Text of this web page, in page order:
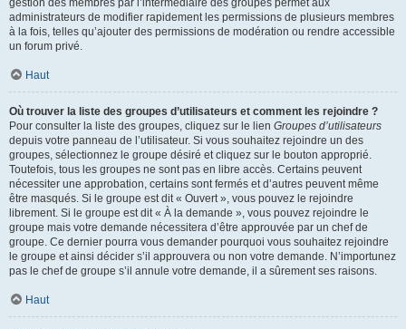
gestion des membres par l’intermédiaire des groupes permet aux
administrateurs de modifier rapidement les permissions de plusieurs membres
à la fois, telles qu’ajouter des permissions de modération ou rendre accessible
un forum privé.
Haut
Où trouver la liste des groupes d’utilisateurs et comment les rejoindre ?
Pour consulter la liste des groupes, cliquez sur le lien Groupes d’utilisateurs
depuis votre panneau de l’utilisateur. Si vous souhaitez rejoindre un des
groupes, sélectionnez le groupe désiré et cliquez sur le bouton approprié.
Toutefois, tous les groupes ne sont pas en libre accès. Certains peuvent
nécessiter une approbation, certains sont fermés et d’autres peuvent même
être masqués. Si le groupe est dit « Ouvert », vous pouvez le rejoindre
librement. Si le groupe est dit « À la demande », vous pouvez rejoindre le
groupe mais votre demande nécessitera d’être approuvée par un chef de
groupe. Ce dernier pourra vous demander pourquoi vous souhaitez rejoindre
le groupe et ainsi décider s’il approuvera ou non votre demande. N’importunez
pas le chef de groupe s’il annule votre demande, il a sûrement ses raisons.
Haut